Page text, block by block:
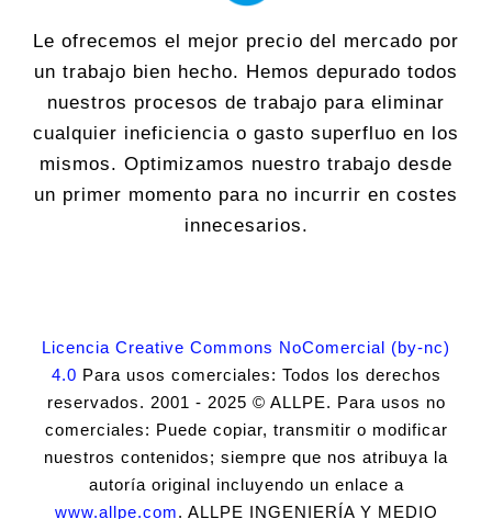
Le ofrecemos el mejor precio del mercado por
un trabajo bien hecho. Hemos depurado todos
nuestros procesos de trabajo para eliminar
cualquier ineficiencia o gasto superfluo en los
mismos. Optimizamos nuestro trabajo desde
un primer momento para no incurrir en costes
innecesarios.
Licencia Creative Commons NoComercial (by-nc)
4.0 Para usos comerciales: Todos los derechos
reservados. 2001 - 2025 © ALLPE. Para usos no
comerciales: Puede copiar, transmitir o modificar
nuestros contenidos; siempre que nos atribuya la
autoría original incluyendo un enlace a
www.allpe.com. ALLPE INGENIERÍA Y MEDIO